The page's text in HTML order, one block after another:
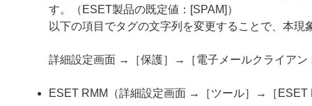
す。（ESET製品の既定値：[SPAM]）
以下の項目でタグの文字列を変更することで、本現
詳細設定画面 →［保護］→［電子メールクライア
ESET RMM（詳細設定画面 →［ツール］→［ESET